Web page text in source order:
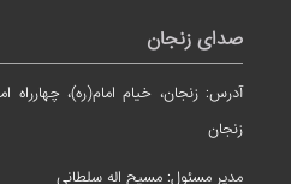
صدای زنجان
آدرس: زنجان، خیام امام(ره)، چهارراه
زنجان
مدیر مسئول: مسیح اله سلطانی